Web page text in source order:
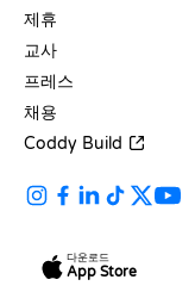
제휴
교사
프레스
채용
Coddy Build
다운로드
App Store